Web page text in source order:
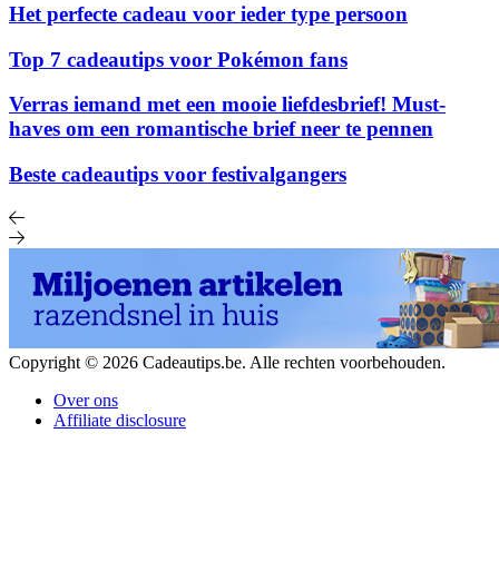
Het perfecte cadeau voor ieder type persoon
Top 7 cadeautips voor Pokémon fans
Verras iemand met een mooie liefdesbrief! Must-
haves om een romantische brief neer te pennen
Beste cadeautips voor festivalgangers
Copyright © 2026 Cadeautips.be. Alle rechten voorbehouden.
Over ons
Affiliate disclosure